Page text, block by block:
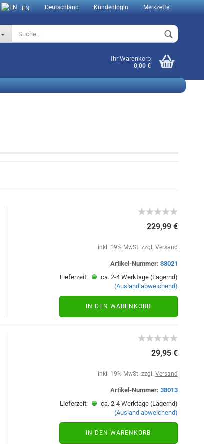
EN Deutschland Kundenlogin Merkzettel
Ihr Warenkorb
0,00 €
229,99 €
inkl. 19% MwSt. zzgl. Versand
Artikel-Nummer: 38021
Lieferzeit:
ca. 2-4 Werktage (Lagernd)
(Ausland abweichend)
IN DEN WARENKORB
29,95 €
inkl. 19% MwSt. zzgl. Versand
Artikel-Nummer: 38013
Lieferzeit:
ca. 2-4 Werktage (Lagernd)
(Ausland abweichend)
IN DEN WARENKORB